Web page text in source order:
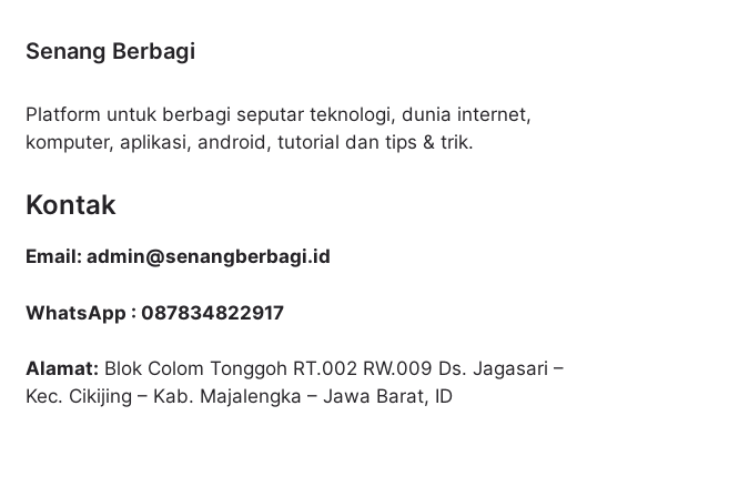
Senang Berbagi
Platform untuk berbagi seputar teknologi, dunia internet,
komputer, aplikasi, android, tutorial dan tips & trik.
Kontak
Email: admin@senangberbagi.id
WhatsApp : 087834822917
Alamat: Blok Colom Tonggoh RT.002 RW.009 Ds. Jagasari –
Kec. Cikijing – Kab. Majalengka – Jawa Barat, ID